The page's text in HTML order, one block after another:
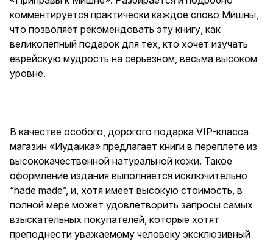
комментируется практически каждое слово Мишны,
что позволяет рекомендовать эту книгу, как
великолепный подарок для тех, кто хочет изучать
еврейскую мудрость на серьезном, весьма высоком
уровне.
В качестве особого, дорогого подарка VIP-класса
магазин «Иудаика» предлагает книги в переплете из
высококачественной натуральной кожи. Такое
оформление издания выполняется исключительно
“hade made”, и, хотя имеет высокую стоимость, в
полной мере может удовлетворить запросы самых
взыскательных покупателей, которые хотят
преподнести уважаемому человеку эксклюзивный